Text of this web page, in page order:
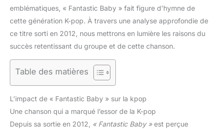
emblématiques, « Fantastic Baby » fait figure d’hymne de
cette génération K-pop. À travers une analyse approfondie de
ce titre sorti en 2012, nous mettrons en lumière les raisons du
succès retentissant du groupe et de cette chanson.
Table des matières
L’impact de « Fantastic Baby » sur la kpop
Une chanson qui a marqué l’essor de la K-pop
Depuis sa sortie en 2012,
« Fantastic Baby »est perçue